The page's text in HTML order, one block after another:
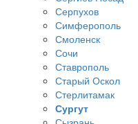
Серпухов
Симферополь
Смоленск
Сочи
Ставрополь
Старый Оскол
Стерлитамак
Сургут